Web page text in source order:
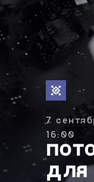
7
16:00
для